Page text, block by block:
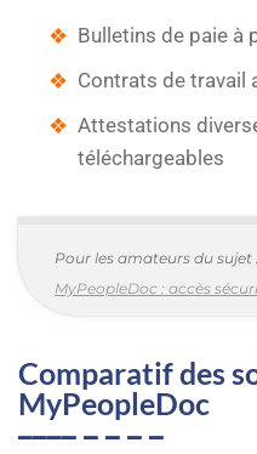
Bulletins de paie à
Contrats de travail
Attestations
téléchargeables
Pour les amateurs du sujet
MyPeopleDoc : accès
Comparatif des
MyPeopleDoc